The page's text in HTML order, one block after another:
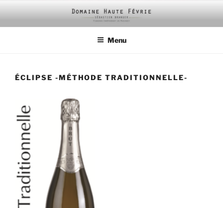
contenu
Menu
ÉCLIPSE -MÉTHODE TRADITIONNELLE-